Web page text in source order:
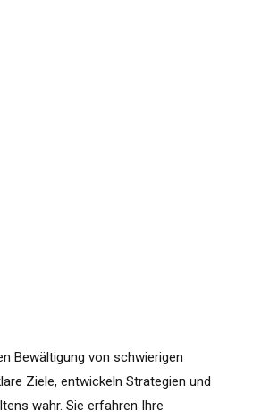
Bewältigung von schwierigen
Ziele, entwickeln Strategien und
wahr. Sie erfahren Ihre